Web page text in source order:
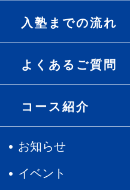
入塾までの流れ
よくあるご質問
コース紹介
お知らせ
イベント